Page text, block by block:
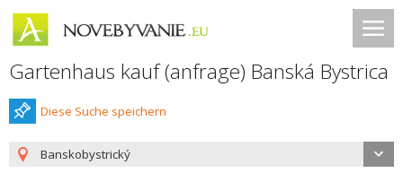
Gartenhaus kauf (anfrage) Banská Bystrica
Diese Suche speichern
Banskobystrický